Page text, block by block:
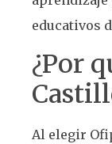
educativos
¿Por
Al elegir